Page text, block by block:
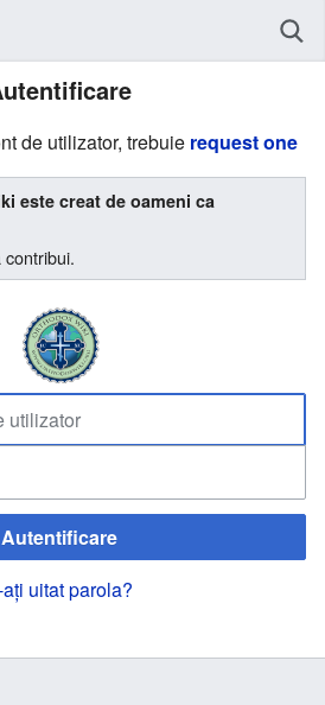
de utilizator, trebuie request one
este creat de oameni ca
Autentificare
uitat parola?